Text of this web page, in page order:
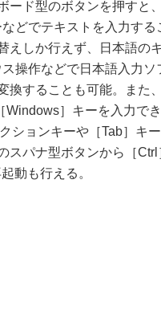
ド型のボタンを押すと
どでテキストを入力する
えしか行えず、日本語の
操作などで日本語入力ソ
換することも可能。また
Windows］キーを入力で
ションキーや［Tab］キ
スパナ型ボタンから［Ctrl
動も行える。